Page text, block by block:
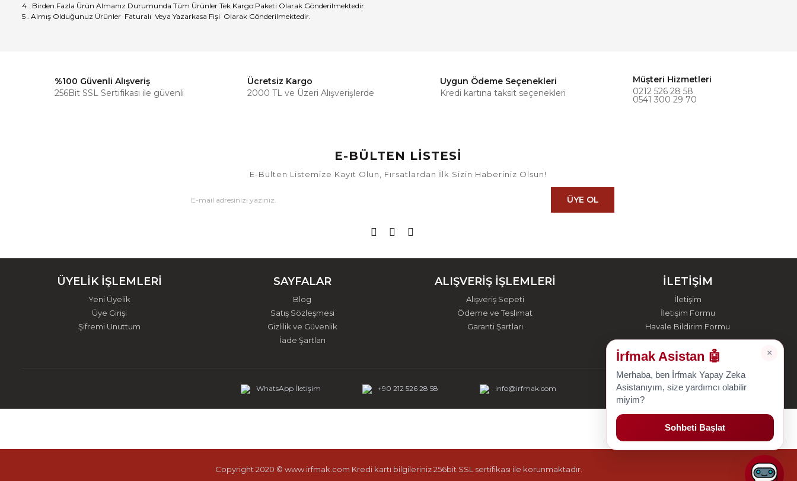
4 . Birden Fazla Ürün Almanız Durumunda Tüm Ürünler Tek Kargo Paketi Olarak Gönderilmektedir.
5 . Almış Olduğunuz Ürünler Faturalı Veya Yazarkasa Fişi Olarak Gönderilmektedir.
Bu ürüne ilk yorumu siz yapın!
%100 Güvenli Alışveriş
256Bit SSL Sertifikası ile güvenli
Ücretsiz Kargo
2000 TL ve Üzeri Alışverişlerde
Uygun Ödeme Seçenekleri
Kredi kartına taksit seçenekleri
Müşteri Hizmetleri
0212 526 28 58
0541 300 29 70
E-BÜLTEN LİSTESİ
E-Bülten Listemize Kayıt Olun, Fırsatlardan İlk Sizin Haberiniz Olsun!
ÜYE OL
ÜYELİK İŞLEMLERİ
Yeni Üyelik
Üye Girişi
Şifremi Unuttum
SAYFALAR
Blog
Satış Sözleşmesi
Gizlilik ve Güvenlik
İade Şartları
ALIŞVERİŞ İŞLEMLERİ
Alışveriş Sepeti
Ödeme ve Teslimat
Garanti Şartları
İLETİŞİM
İletişim
İletişim Formu
Havale Bildirim Formu
WhatsApp İletişim +90 212 526 28 58 info@irfmak.com
Copyright 2020 © www.irfmak.com Kredi kartı bilgileriniz 256bit SSL sertifikası ile korunmaktadır.
×
İrfmak Asistan 🤖
Merhaba, ben İrfmak Yapay Zeka
Asistanıyım, size yardımcı olabilir
miyim?
Sohbeti Başlat